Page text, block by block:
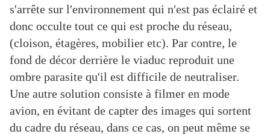
s'arrête sur l'environnement qui n'est pas éclairé et
donc occulte tout ce qui est proche du réseau,
(cloison, étagères, mobilier etc). Par contre, le
fond de décor derrière le viaduc reproduit une
ombre parasite qu'il est difficile de neutraliser.
Une autre solution consiste à filmer en mode
avion, en évitant de capter des images qui sortent
du cadre du réseau, dans ce cas, on peut même se